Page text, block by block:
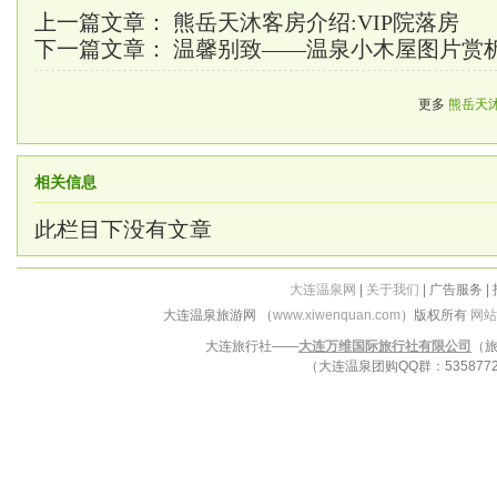
上一篇文章： 熊岳天沐客房介绍:VIP院落房
下一篇文章： 温馨别致——温泉小木屋图片赏
更多 熊岳天
相关信息
此栏目下没有文章
大连温泉网 关于我们 | 广告服务 |
大连温泉旅游网 （www.xiwenquan.com ）版权所有 网
大连旅行社——大连万维国际旅行社有限公司
（
（大连温泉团购QQ群：